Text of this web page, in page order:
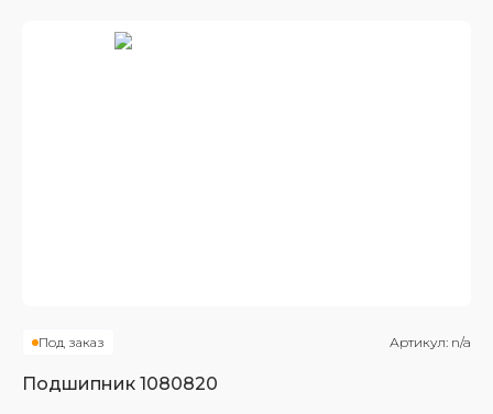
Под заказ Артикул: n/a
Подшипник 1080820